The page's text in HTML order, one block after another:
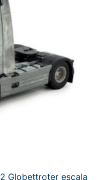
Globettroter escala